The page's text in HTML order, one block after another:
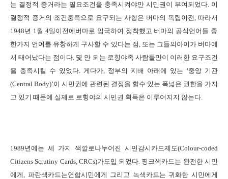
는 결정적 증거라는 필요조건을 충족시켜야만 시민권이 부여되었다. 이
결정적 증거의 조건충족으로 요구되는 사항은 버마의 독립이전, 따라서
1948년 1월 4일이전에버마로 입국하여 정착했고 버마의 공식언어들 중
한가지 언어를 유창하게 구사할 수 있다는 점, 또는 그들의아이가 버마에
서 태어났다는 점이다. 몇 안 되는 로힝야족 사람들만이 이러한 요구조건
을 충족시킬 수 있었다. 게다가, 정부의 지배 아래에 있는 ‘중앙 기관
(Central Body)’이 시민권에 관련된 결정을 할수 있는 폭넓은 권한을 가지
고 있기 때문에 실제로 로힝야의 시민권 획득은 이루어지지 않는다.
1989년에는 세 가지 색깔로나누어진 시민감시카드제도(Colour-coded
Citizens Scrutiny Cards, CRCs)가도입 되었다. 핑크색카드는 완전한 시민
에게, 파란색카드는연합시민에게 그리고 녹색카드는 귀화한 시민에게